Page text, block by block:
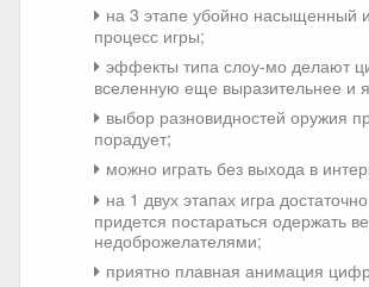
на 3 этапе убойно насыщенный
процесс игры;
эффекты типа слоу-мо делают
вселенную еще выразительнее и
выбор разновидностей оружия
порадует;
можно играть без выхода в
на 1 двух этапах игра
придется постараться одержать
недоброжелателями;
приятно плавная анимация